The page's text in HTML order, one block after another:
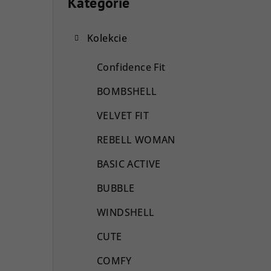
kategórie
Kolekcie
Confidence Fit
BOMBSHELL
VELVET FIT
REBELL WOMAN
BASIC ACTIVE
BUBBLE
WINDSHELL
CUTE
COMFY